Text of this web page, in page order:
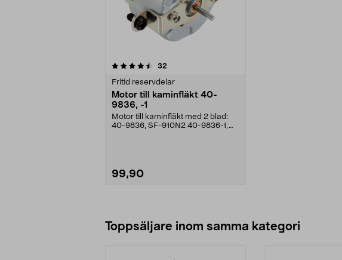
32
Fritid reservdelar
Motor till kaminfläkt 40-
9836, -1
Motor till kaminfläkt med 2 blad:
40-9836, SF-910N2 40-9836-1,
99,90
Toppsäljare inom samma kategori